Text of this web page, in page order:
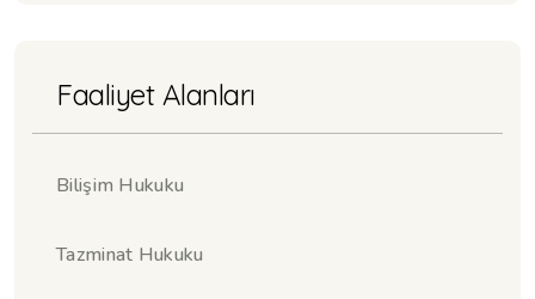
Faaliyet Alanları
Bilişim Hukuku
Tazminat Hukuku